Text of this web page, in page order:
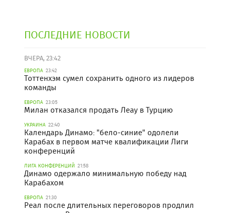
ПОСЛЕДНИЕ НОВОСТИ
ВЧЕРА, 23:42
ЕВРОПА 23:42
Тоттенхэм сумел сохранить одного из лидеров
команды
ЕВРОПА 23:05
Милан отказался продать Леау в Турцию
УКРАИНА 22:40
Календарь Динамо: "бело-синие" одолели
Карабах в первом матче квалификации Лиги
конференций
ЛИГА КОНФЕРЕНЦИЙ 21:58
Динамо одержало минимальную победу над
Карабахом
ЕВРОПА 21:30
Реал после длительных переговоров продлил